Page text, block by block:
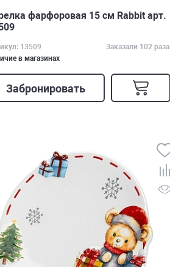
фарфоровая 15 см Rabbit арт.
13509
Заказали 102 раза
в магазинах
Забронировать